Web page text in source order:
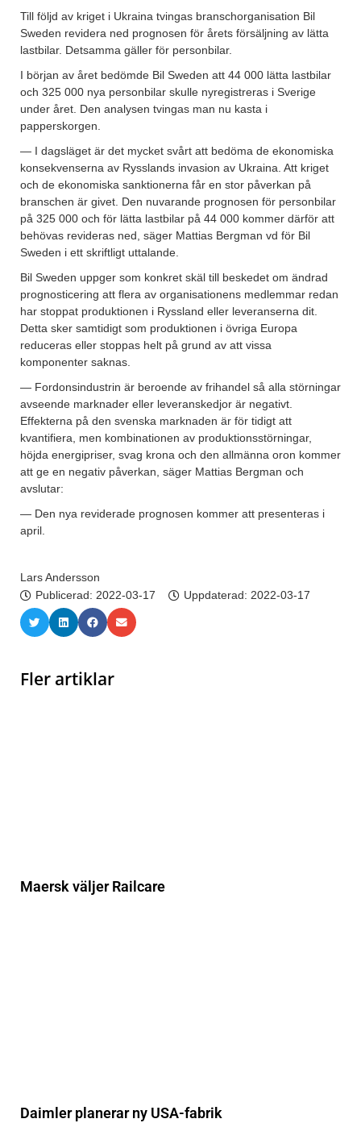
Till följd av kriget i Ukraina tvingas branschorganisation Bil
Sweden revidera ned prognosen för årets försäljning av lätta
lastbilar. Detsamma gäller för personbilar.
I början av året bedömde Bil Sweden att 44 000 lätta lastbilar
och 325 000 nya personbilar skulle nyregistreras i Sverige
under året. Den analysen tvingas man nu kasta i
papperskorgen.
— I dagsläget är det mycket svårt att bedöma de ekonomiska
konsekvenserna av Rysslands invasion av Ukraina. Att kriget
och de ekonomiska sanktionerna får en stor påverkan på
branschen är givet. Den nuvarande prognosen för personbilar
på 325 000 och för lätta lastbilar på 44 000 kommer därför att
behövas revideras ned, säger Mattias Bergman vd för Bil
Sweden i ett skriftligt uttalande.
Bil Sweden uppger som konkret skäl till beskedet om ändrad
prognosticering att flera av organisationens medlemmar redan
har stoppat produktionen i Ryssland eller leveranserna dit.
Detta sker samtidigt som produktionen i övriga Europa
reduceras eller stoppas helt på grund av att vissa
komponenter saknas.
— Fordonsindustrin är beroende av frihandel så alla störningar
avseende marknader eller leveranskedjor är negativt.
Effekterna på den svenska marknaden är för tidigt att
kvantifiera, men kombinationen av produktionsstörningar,
höjda energipriser, svag krona och den allmänna oron kommer
att ge en negativ påverkan, säger Mattias Bergman och
avslutar:
— Den nya reviderade prognosen kommer att presenteras i
april.
Lars Andersson
Publicerad: 2022-03-17 Uppdaterad: 2022-03-17
Fler artiklar
Maersk väljer Railcare
Daimler planerar ny USA-fabrik